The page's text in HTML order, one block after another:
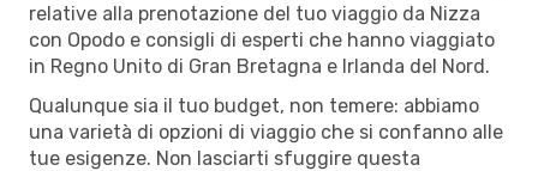
relative alla prenotazione del tuo viaggio da Nizza
con Opodo e consigli di esperti che hanno viaggiato
in Regno Unito di Gran Bretagna e Irlanda del Nord.
Qualunque sia il tuo budget, non temere: abbiamo
una varietà di opzioni di viaggio che si confanno alle
tue esigenze. Non lasciarti sfuggire questa